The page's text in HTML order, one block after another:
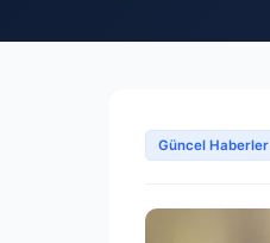
Güncel Haberler